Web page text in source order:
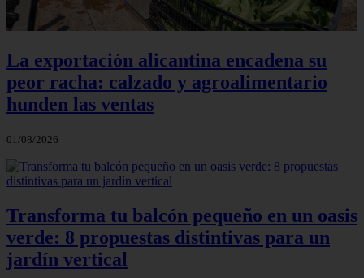
La exportación alicantina encadena su
peor racha: calzado y agroalimentario
hunden las ventas
01/08/2026
Transforma tu balcón pequeño en un oasis
verde: 8 propuestas distintivas para un
jardín vertical